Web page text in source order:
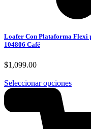
Loafer Con Plataforma Flexi
104806 Café
$1,099.00
Seleccionar opciones